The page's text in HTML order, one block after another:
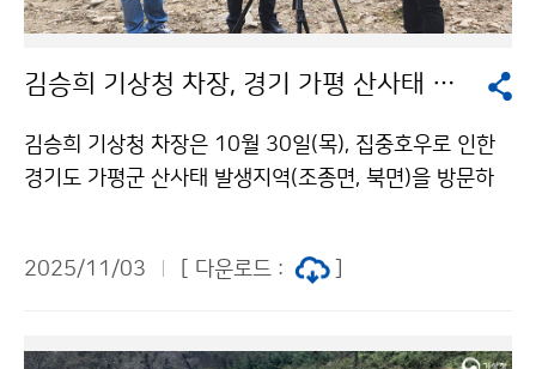
김승희 기상청 차장, 경기 가평 산사태 발생지역 현장 방문
김승희 기상청 차장은 10월 30일(목), 집중호우로 인한
경기도 가평군 산사태 발생지역(조종면, 북면)을 방문하
2025/11/03
[ 다운로드 :